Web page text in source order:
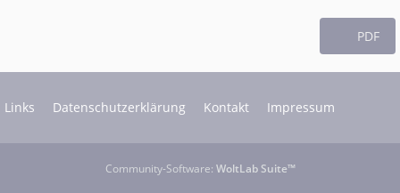
PDF
Links Datenschutzerklärung Kontakt Impressum
Community-Software: WoltLab Suite™